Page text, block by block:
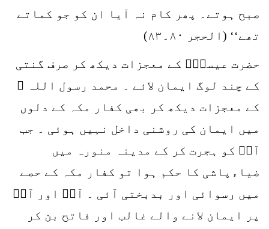
صبح ہوتے۔ پھر کام نہ آیا ان کو جو کماتے
تھے‘‘ (الحجر ۸۰۔۸۳)
حضرت عیسیٰؑ کے معجزات دیکھ کر صرف گنتی
کے چند لوگ ایمان لائے ۔ محمد رسول اللہ ﷺ
کے معجزات دیکھ کر بھی کفار مکہ کے دلوں
میں ایمان کی روشنی داخل نہیں ہوئی ۔ جب
آپؐ کو ہجرت کر کے مدینہ منورہ میں
ضیاءپاشی کا حکم ہوا تو کفار مکہ کے حصے
میں رسوائی اور بدبختی آئی ۔ آپؐ اور آپؐ
پر ایمان لانے والے غالب اور فاتح بن کر